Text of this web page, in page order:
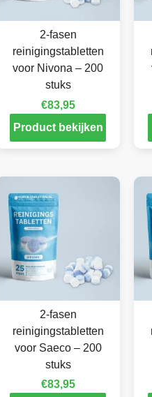
2-fasen
reinigingstabletten
voor Nivona – 200
stuks
€83,95
Product bekijken
2-fasen
reinigingstabletten
voor Saeco – 200
stuks
€83,95